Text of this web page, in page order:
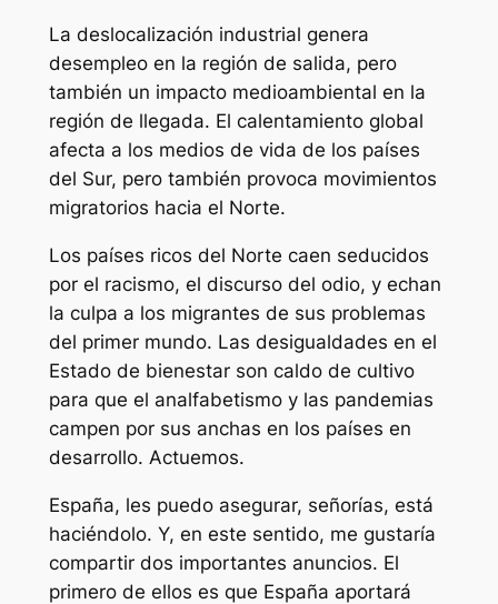
La deslocalización industrial genera
desempleo en la región de salida, pero
también un impacto medioambiental en la
región de llegada. El calentamiento global
afecta a los medios de vida de los países
del Sur, pero también provoca movimientos
migratorios hacia el Norte.
Los países ricos del Norte caen seducidos
por el racismo, el discurso del odio, y echan
la culpa a los migrantes de sus problemas
del primer mundo. Las desigualdades en el
Estado de bienestar son caldo de cultivo
para que el analfabetismo y las pandemias
campen por sus anchas en los países en
desarrollo. Actuemos.
España, les puedo asegurar, señorías, está
haciéndolo. Y, en este sentido, me gustaría
compartir dos importantes anuncios. El
primero de ellos es que España aportará